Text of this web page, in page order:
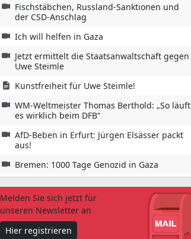
Fischstäbchen, Russland-Sanktionen und
der CSD-Anschlag
Ich will helfen in Gaza
Jetzt ermittelt die Staatsanwaltschaft gegen
Uwe Steimle
Kunstfreiheit für Uwe Steimle!
WM-Weltmeister Thomas Berthold: „So läuft
es wirklich beim DFB“
AfD-Beben in Erfurt: Jürgen Elsässer packt
aus!
Bremen: 1000 Tage Genozid in Gaza
Melden Sie sich jetzt für
unseren Newsletter an
Hier registrieren